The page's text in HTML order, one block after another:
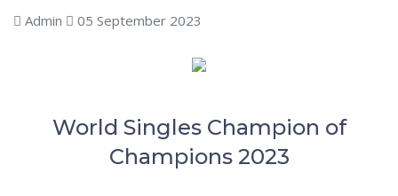
Admin 05 September 2023
World Singles Champion of
Champions 2023